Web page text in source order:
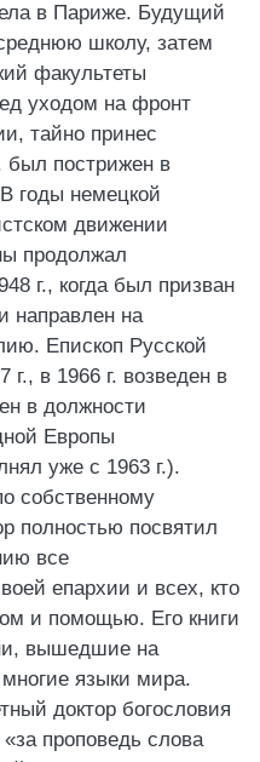
в Париже. Будущий
школу, затем
факультеты
уходом на фронт
тайно принес
был пострижен в
годы немецкой
движении
продолжал
г., когда был призван
направлен на
Епископ Русской
в 1966 г. возведен в
в должности
Европы
уже с 1963 г.).
собственному
полностью посвятил
все
епархии и всех, кто
и помощью. Его книги
вышедшие на
языки мира.
доктор богословия
проповедь слова